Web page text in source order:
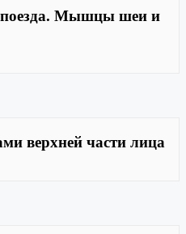
поезда. Мышцы шеи и
верхней части лица